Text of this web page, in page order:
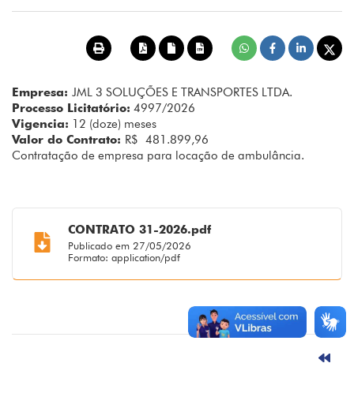
Empresa: JML 3 SOLUÇÕES E TRANSPORTES LTDA.
Processo Licitatório: 4997/2026
Vigencia: 12 (doze) meses
Valor do Contrato: R$ 481.899,96
Contratação de empresa para locação de ambulância.
CONTRATO 31-2026.pdf
Publicado em 27/05/2026
Formato: application/pdf